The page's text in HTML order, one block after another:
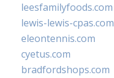
leesfamilyfoods.com
lewis-lewis-cpas.com
eleontennis.com
cyetus.com
bradfordshops.com